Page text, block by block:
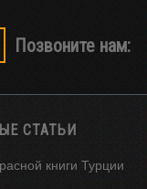
Позвоните нам:
СТАТЬИ
книги Турции